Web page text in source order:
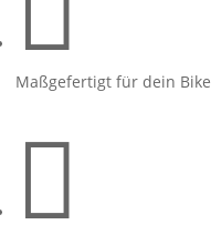
Maßgefertigt für dein Bike
